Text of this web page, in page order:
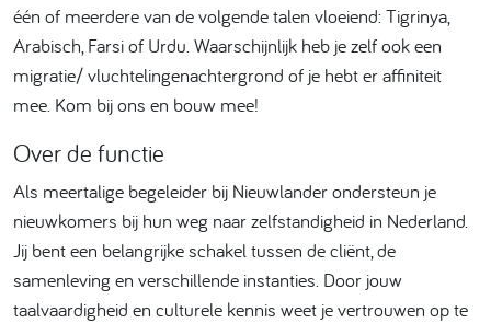
één of meerdere van de volgende talen vloeiend: Tigrinya,
Arabisch, Farsi of Urdu. Waarschijnlijk heb je zelf ook een
migratie/ vluchtelingenachtergrond of je hebt er affiniteit
mee. Kom bij ons en bouw mee!
Over de functie
Als meertalige begeleider bij Nieuwlander ondersteun je
nieuwkomers bij hun weg naar zelfstandigheid in Nederland.
Jij bent een belangrijke schakel tussen de cliënt, de
samenleving en verschillende instanties. Door jouw
taalvaardigheid en culturele kennis weet je vertrouwen op te